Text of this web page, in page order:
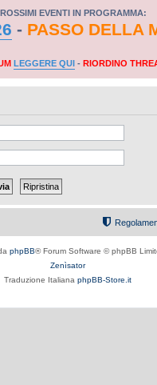
EVENTI IN PROGRAMMA:
- PASSO DELLA
LEGGERE QUI - RIORDINO
phpBB® Forum Software © phpBB
Zenìsator
Traduzione Italiana phpBB-Store.it